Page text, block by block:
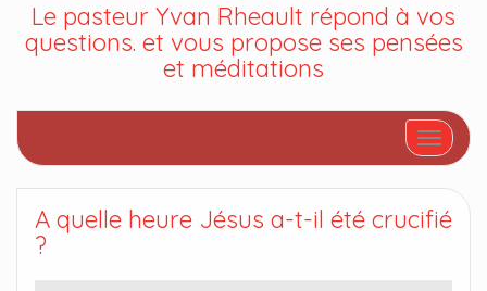
Le pasteur Yvan Rheault répond à vos
questions. et vous propose ses pensées
et méditations
Afficher/
A quelle heure Jésus a-t-il été crucifié
?